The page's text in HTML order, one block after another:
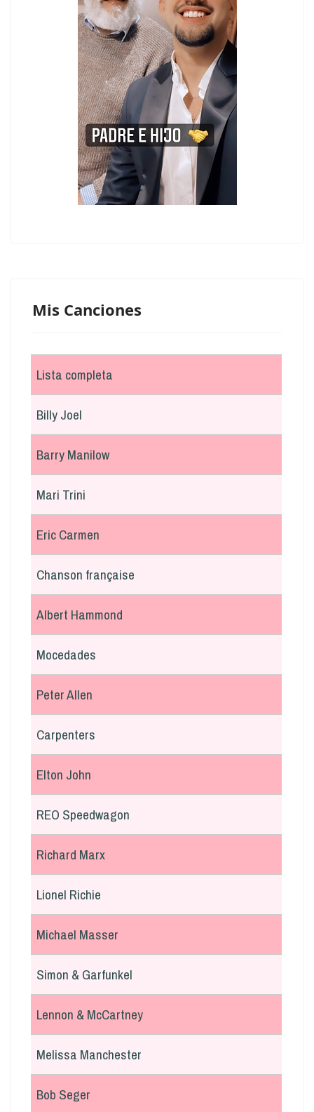
Mis Canciones
Lista completa
Billy Joel
Barry Manilow
Mari Trini
Eric Carmen
Chanson française
Albert Hammond
Mocedades
Peter Allen
Carpenters
Elton John
REO Speedwagon
Richard Marx
Lionel Richie
Michael Masser
Simon & Garfunkel
Lennon & McCartney
Melissa Manchester
Bob Seger